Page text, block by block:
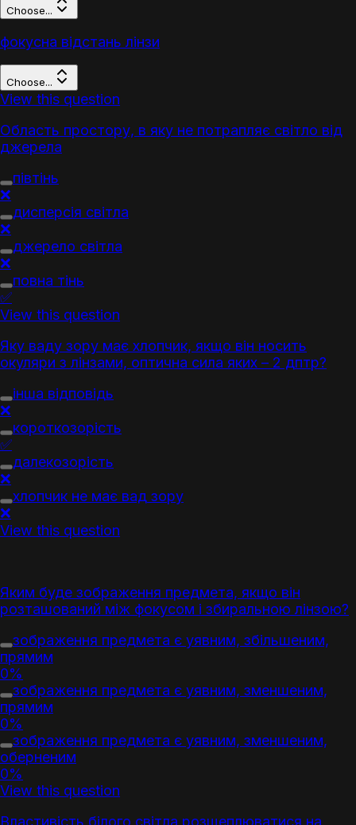
Choose...
фокусна відстань лінзи
Choose...
View this question
Область простору, в яку не потрапляє світло від
джерела
півтінь
❌
дисперсія світла
❌
джерело світла
❌
повна тінь
✅
View this question
Яку ваду зору має хлопчик, якщо він носить
окуляри з лінзами, оптична сила яких – 2 дптр?
інша відповідь
❌
короткозорість
✅
далекозорість
❌
хлопчик не має вад зору
❌
View this question
Яким буде зображення предмета, якщо він
розташований між фокусом і збиральною лінзою?
зображення предмета є уявним, збільшеним,
прямим
0%
зображення предмета є уявним, зменшеним,
прямим
0%
зображення предмета є уявним, зменшеним,
оберненим
0%
View this question